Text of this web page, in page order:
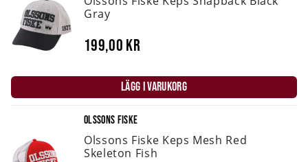
Gray
199,00 kr
LÄGG I VARUKORG
OLSSONS FISKE
Olssons Fiske Keps Mesh Red
Skeleton Fish